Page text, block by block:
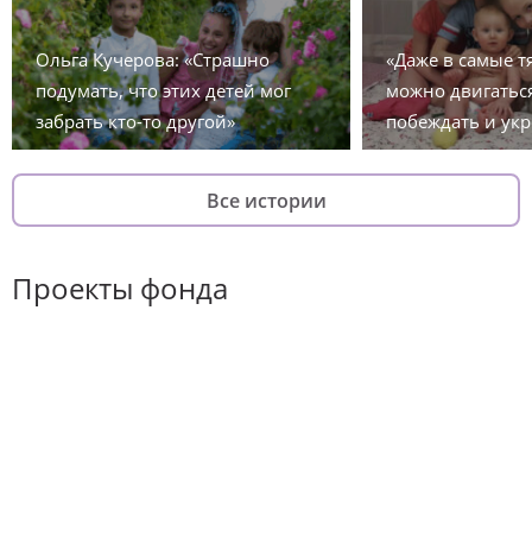
Ольга Кучерова: «Страшно
подумать, что этих детей мог
забрать кто-то другой»
«Даже в самые
можно
побеждать и
Все истории
Проекты фонда